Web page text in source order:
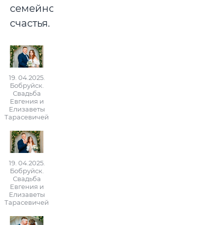
семейного
счастья.
19. 04.2025.
Бобруйск.
Свадьба
Евгения и
Елизаветы
Тарасевичей
19. 04.2025.
Бобруйск.
Свадьба
Евгения и
Елизаветы
Тарасевичей